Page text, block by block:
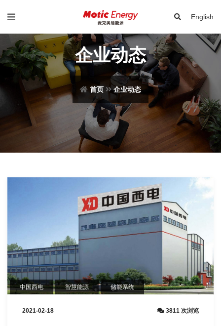
English
企业动态
首页 企业动态
中国西电 智慧能源 储能系统
2021-02-18 3811 次浏览